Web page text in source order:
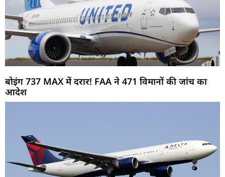
बोइंग 737 MAX में दरार! FAA ने 471 विमानों की जांच का
आदेश